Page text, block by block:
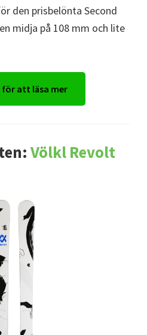
den prisbelönta Second
midja på 108 mm och lite
för att läsa mer
Völkl Revolt